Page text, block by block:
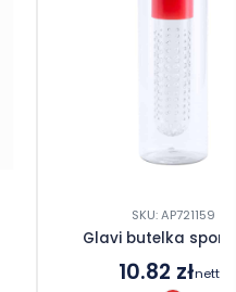
SKU: AP721159
Glavi butelka
10.82 złnetto